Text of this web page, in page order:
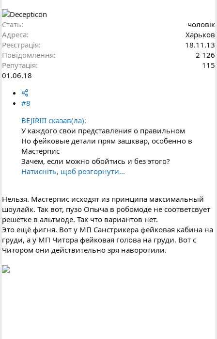
Стать
чоловік
Адреса
Харьков
Реєстрація
18.11.13
Повідомлення
2 126
Репутація
115
01.06.18
#8
BEJIRIII сказав(ла):
У каждого свои представления о правильном
Но фейковые детали прям зашквар, особенно в
Мастерпис
Зачем, если можно обойтись и без этого?
Натисніть, щоб розгорнути...
Нельзя. Мастерпис исходят из принципа максимальный
шоулайк. Так вот, пузо Опыча в робомоде не соответсвует
решётке в альтмоде. Так что вариантов нет.
Это ещё фигня. Вот у МП Санстрикера фейковая кабина на
груди, а у МП Читора фейковая голова на груди. Вот с
Читором они действительно зря наворотили.